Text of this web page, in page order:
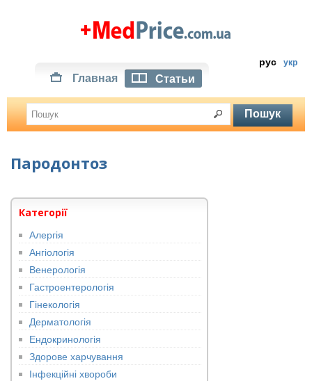
рус укр
Главная Статьи
Пародонтоз
Категорії
Алергія
Ангіологія
Венерологія
Гастроентерологія
Гінекологія
Дерматологія
Ендокринологія
Здорове харчування
Інфекційні хвороби